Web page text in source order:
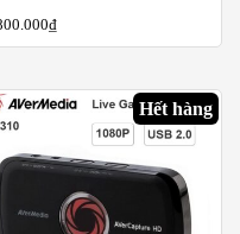
₫
Hết hàng